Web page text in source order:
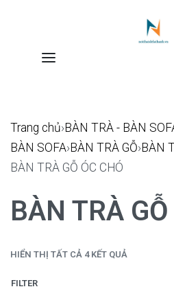
Trang chủ›BÀN TRÀ - BÀN
BÀN SOFA›BÀN TRÀ GỖ›BÀN
BÀN TRÀ GỖ ÓC CHÓ
BÀN TRÀ
HIỂN THỊ TẤT CẢ 4 KẾT QUẢ
FILTER